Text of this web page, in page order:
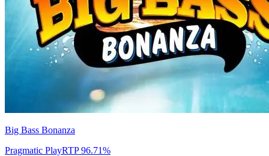
Big Bass Bonanza
Pragmatic PlayRTP96.71%